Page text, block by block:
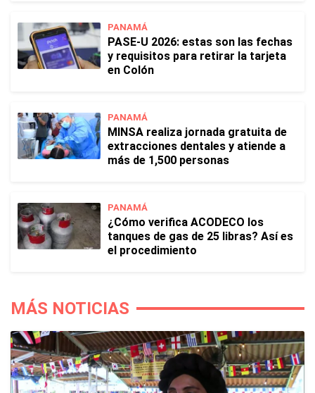
PANAMÁ
PASE-U 2026: estas son las fechas
y requisitos para retirar la tarjeta
en Colón
PANAMÁ
MINSA realiza jornada gratuita de
extracciones dentales y atiende a
más de 1,500 personas
PANAMÁ
¿Cómo verifica ACODECO los
tanques de gas de 25 libras? Así es
el procedimiento
MÁS NOTICIAS